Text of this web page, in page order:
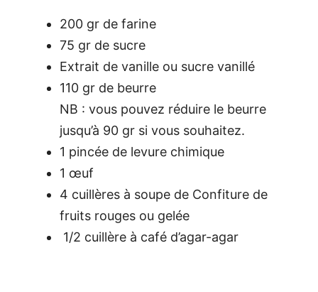
200 gr de farine
75 gr de sucre
Extrait de vanille ou sucre vanillé
110 gr de beurre
NB : vous pouvez réduire le beurre
jusqu’à 90 gr si vous souhaitez.
1 pincée de levure chimique
1 œuf
4 cuillères à soupe de Confiture de
fruits rouges ou gelée
1/2 cuillère à café d’agar-agar